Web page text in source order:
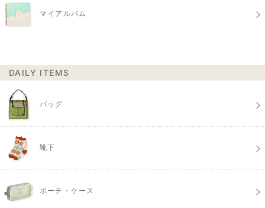
マイアルバム
DAILY ITEMS
バッグ
靴下
ポーチ・ケース